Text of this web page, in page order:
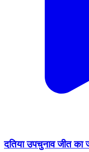
दतिया उपचुनाव जीत